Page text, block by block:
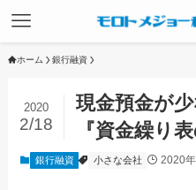
ホーム 銀行融資
現金預金が
『資金繰り
2020
2/18
銀行融資 小さな会社 2020